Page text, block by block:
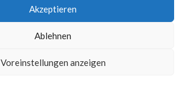
Akzeptieren
Ablehnen
Voreinstellungen anzeigen
© 2025 antikes-porzellan.ch